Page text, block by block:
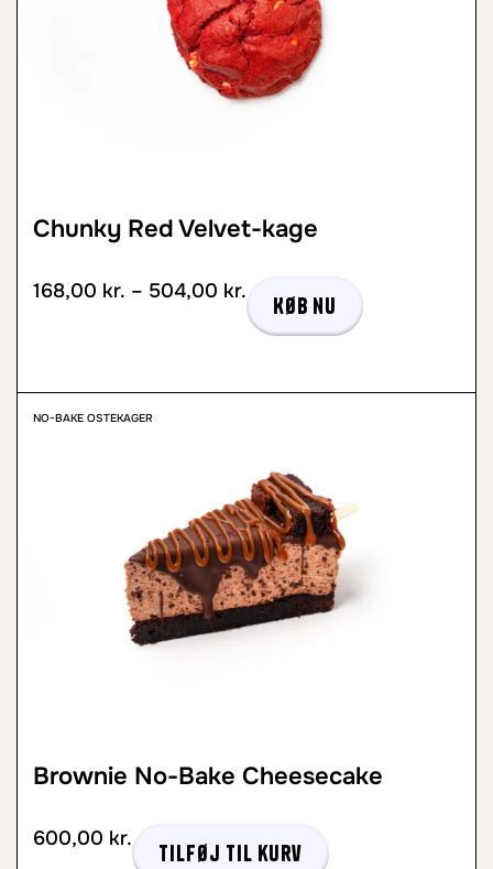
Chunky Red Velvet-kage
168,00 kr. – 504,00 kr.
Køb nu
NO-BAKE OSTEKAGER
Brownie No-Bake Cheesecake
600,00 kr.
Tilføj til kurv